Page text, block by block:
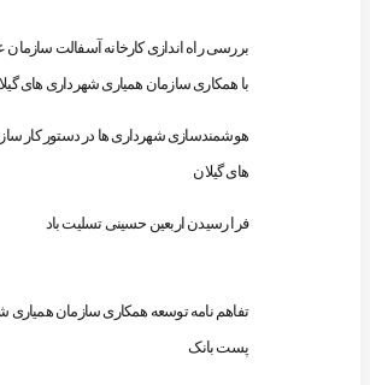
بررسی راه اندازی کارخانه آسفالت
با همکاری سازمان همیاری شهرداری های
هوشمندسازی شهرداری ها در دستور کار
های گیلان
فرا رسیدن اربعین حسینی تسلیت باد
تفاهم نامه توسعه همکاری سازمان همیاری
پست بانک